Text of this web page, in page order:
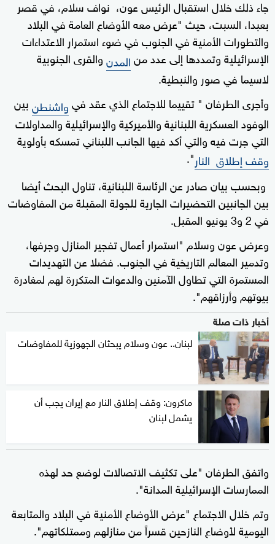
جاء ذلك خلال استقبال الرئيس عون، نواف سلام، في قصر
بعبدا، السبت، حيث "عرض معه الأوضاع العامة في البلاد
والتطورات الأمنية في الجنوب في ضوء استمرار الاعتداءات
الإسرائيلية وتمددها إلى عدد منالمدنوالقرى الجنوبية
لاسيما في صور والنبطية.
وأجرى الطرفان " تقييما للاجتماع الذي عقد فيواشنطنبين
الوفود العسكرية اللبنانية والأميركية والإسرائيلية والمداولات
التي جرت فيه والتي أكد فيها الجانب اللبناني تمسكه بأولوية
وقف إطلاق النار".
وبحسب بيان صادر عن الرئاسة اللبنانية، تناول البحث أيضا
بين الجانبين التحضيرات الجارية للجولة المقبلة من المفاوضات
في 2 و3 يونيو المقبل.
وعرض عون وسلام "استمرار أعمال تفجير المنازل وجرفها،
وتدمير المعالم التاريخية في الجنوب. فضلا عن التهديدات
المستمرة التي تطاول الآمنين والدعوات المتكررة لهم لمغادرة
بيوتهم وأرزاقهم".
أخبار ذات صلة
لبنان.. عون وسلام يبحثان الجهوزية للمفاوضات
ماكرون: وقف إطلاق النار مع إيران يجب أن
يشمل لبنان
واتفق الطرفان "على تكثيف الاتصالات لوضع حد لهذه
الممارسات الإسرائيلية المدانة".
وتم خلال الاجتماع "عرض الأوضاع الأمنية في البلاد والمتابعة
اليومية لأوضاع النازحين قسراً من منازلهم وممتلكاتهم".